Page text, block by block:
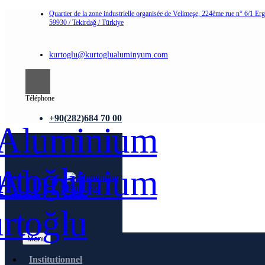
Quartier de la zone industrielle organisée de Velimeşe, 224ème rue n° 6/1
59930 / Tekirdağ / Türkiye
kurtoglu@kurtoglualuminyum.com
Téléphone
+90(282)684 70 00
Menu
Institutionnel